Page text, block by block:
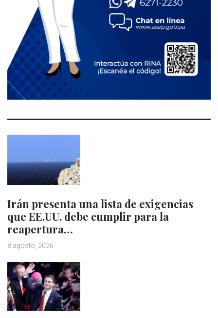
Irán presenta una lista de exigencias
que EE.UU. debe cumplir para la
reapertura…
8 agosto, 2026